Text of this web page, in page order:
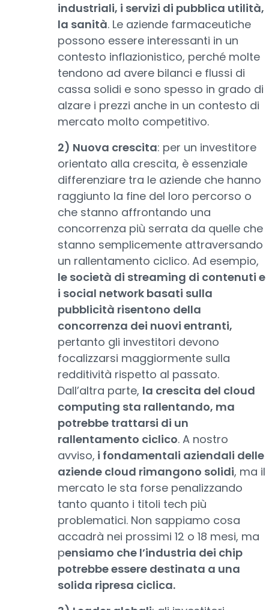
industriali, i servizi di pubblica utilità,
la sanità. Le aziende farmaceutiche
possono essere interessanti in un
contesto inflazionistico, perché molte
tendono ad avere bilanci e flussi di
cassa solidi e sono spesso in grado di
alzare i prezzi anche in un contesto di
mercato molto competitivo.
2) Nuova crescita: per un investitore
orientato alla crescita, è essenziale
differenziare tra le aziende che hanno
raggiunto la fine del loro percorso o
che stanno affrontando una
concorrenza più serrata da quelle che
stanno semplicemente attraversando
un rallentamento ciclico. Ad esempio,
le società di streaming di contenuti e
i social network basati sulla
pubblicità risentono della
concorrenza dei nuovi entranti,
pertanto gli investitori devono
focalizzarsi maggiormente sulla
redditività rispetto al passato.
Dall’altra parte, la crescita del cloud
computing sta rallentando, ma
potrebbe trattarsi di un
rallentamento ciclico. A nostro
avviso, i fondamentali aziendali delle
aziende cloud rimangono solidi, ma il
mercato le sta forse penalizzando
tanto quanto i titoli tech più
problematici. Non sappiamo cosa
accadrà nei prossimi 12 o 18 mesi, ma
pensiamo che l’industria dei chip
potrebbe essere destinata a una
solida ripresa ciclica.